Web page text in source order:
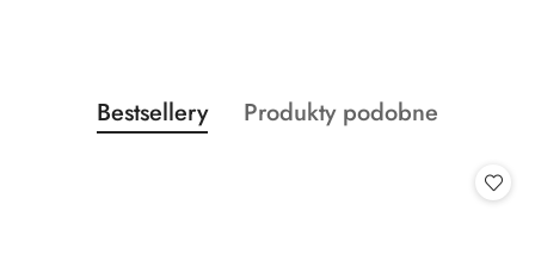
Pomiń karuzelę produktów
Produkty
o
Bestsellery
Produkty
Produkty podobne